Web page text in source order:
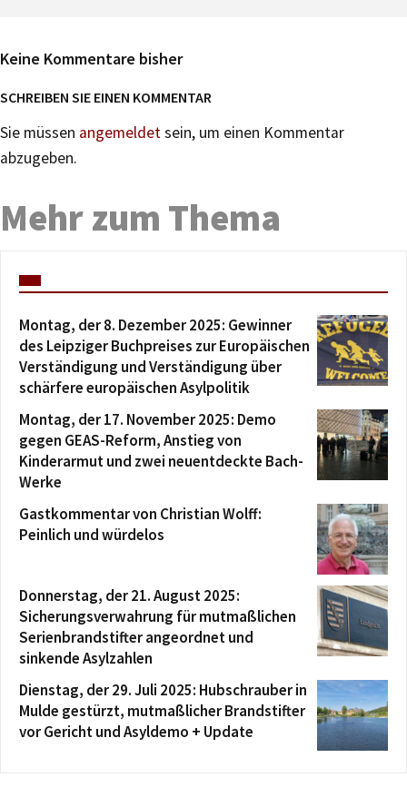
Keine Kommentare bisher
SCHREIBEN SIE EINEN KOMMENTAR
Sie müssen angemeldetsein, um einen Kommentar
abzugeben.
Mehr zum Thema
Montag, der 8. Dezember 2025: Gewinner
des Leipziger Buchpreises zur Europäischen
Verständigung und Verständigung über
schärfere europäischen Asylpolitik
Montag, der 17. November 2025: Demo
gegen GEAS-Reform, Anstieg von
Kinderarmut und zwei neuentdeckte Bach-
Werke
Gastkommentar von Christian Wolff:
Peinlich und würdelos
Donnerstag, der 21. August 2025:
Sicherungsverwahrung für mutmaßlichen
Serienbrandstifter angeordnet und
sinkende Asylzahlen
Dienstag, der 29. Juli 2025: Hubschrauber in
Mulde gestürzt, mutmaßlicher Brandstifter
vor Gericht und Asyldemo + Update